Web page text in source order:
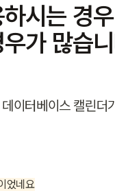
시는 경
가 많습
이터베이스 캘린더
었네요